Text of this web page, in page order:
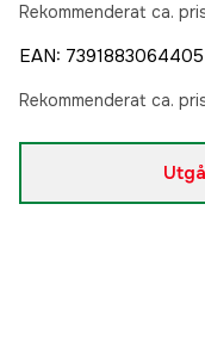
Rekommenderat ca.
EAN: 7391883064405
Rekommenderat ca.